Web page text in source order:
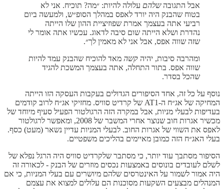
אבל התגובהשלהם עלולה להיות: ״מה? תוכיח. אני לא
בטוח שהבנק היה יורד לאפס במהלך הסופ״ש, ולמעשה ביום
רביעי אתה בעצמך אמרת שפוזיציית ההון שלו הייתה
נהדרת ושלא הייתה שום סיבה לדאוג. עכשיו אתה אומר לי
שזה שווה אפס, אבל אני לא מאמין לך״.
ומהרבה סיבות, יהיה קשה מאד להוכיח שהבנק עמד להיות
שווה אפס. בתור התחלה, אתה בעצמך המשכת להגיד
שהכל בסדר.
נוסף על כל זה, אחד הסיפורים הגדולים בעקבות העסקה הזו הייתה
המחיקה של אג״ח ה-AT1 של קרדיט סוויס. מחזיקי אג״ח לרוב קודמים
בעדיפות לבעלי מניות, אבל במקרה הזה הרגולטור הפעיל סעיף מיוחד של
מכשיר אגרות חוב שנוצר אחרי המשבר של 2008, ומאפשר לרגולטור
לאפס את השווי של אגרות החוב. לבעלי המניות עדיין נשאר (מעט) כסף.
בעלי האג״ח הזה כמובן מאיימים בהליכים משפטיים.
הסיפור מסתבך עוד יותר, כי מסתבר שלקרדיט סוויס היה הרגל נפלא של
לשלם לעובדים בונוסים באמצעות נכסים מוזרים של הבנק - לכאורה זה
היה אמור לשמור על האינטרסים שלהם מיושרים עם בעלי המניות, כי אם
המנהלים מבצעים השקעות מסוכנות הם עלולים למצוא את עצמם